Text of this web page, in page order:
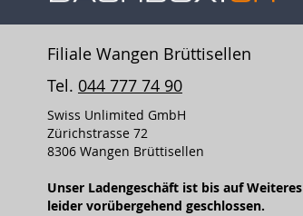
Filiale Wangen Brüttisellen
Tel. 044 777 74 90
Swiss Unlimited GmbH
Zürichstrasse 72
8306 Wangen Brüttisellen
Unser Ladengeschäft ist bis auf Weiteres
leider vorübergehend geschlossen.